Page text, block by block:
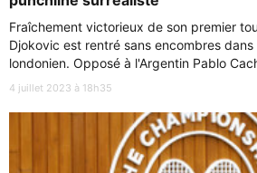
Fraîchement victorieux de son premier
Djokovic est rentré sans encombres dans
londonien. Opposé à l'Argentin Pablo
4 juillet 2023 à 18h35